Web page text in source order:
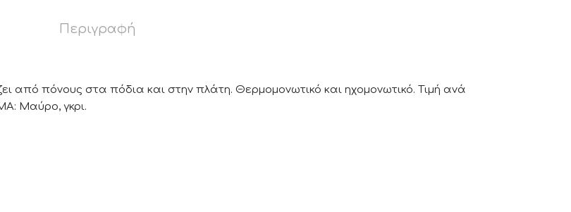
Περιγραφή
από πόνους στα πόδια και στην πλάτη. Θερμομονωτικό και ηχομονωτικό. Τιμή ανά
Μαύρο, γκρι.